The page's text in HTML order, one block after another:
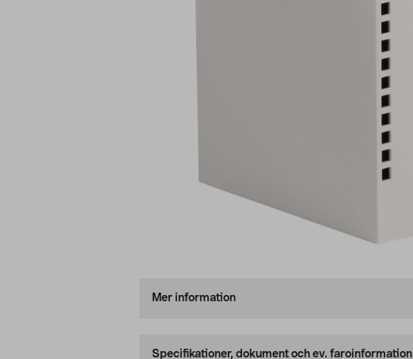
Mer information
Specifikationer, dokument och ev. faroinformation